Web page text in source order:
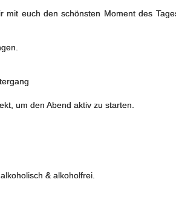
mit euch den schönsten Moment des
um den Abend aktiv zu starten.
& alkoholfrei.